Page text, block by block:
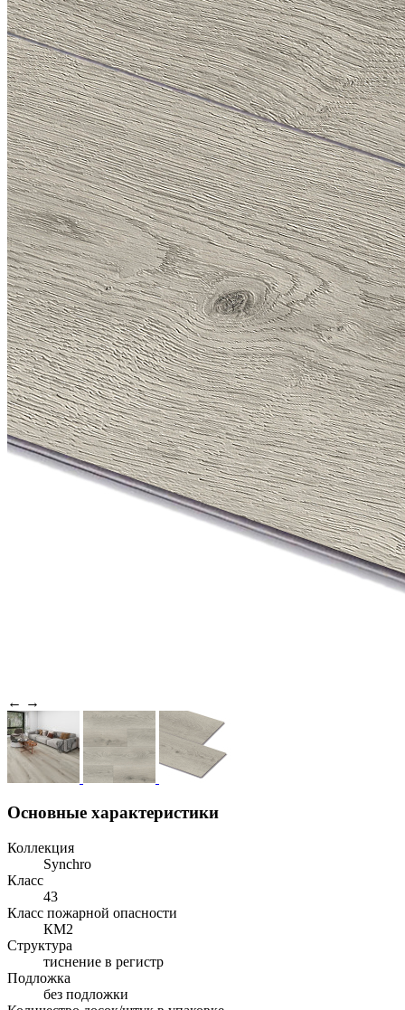
← →
Основные характеристики
Коллекция
Synchro
Класс
43
Класс пожарной опасности
КМ2
Структура
тиснение в регистр
Подложка
без подложки